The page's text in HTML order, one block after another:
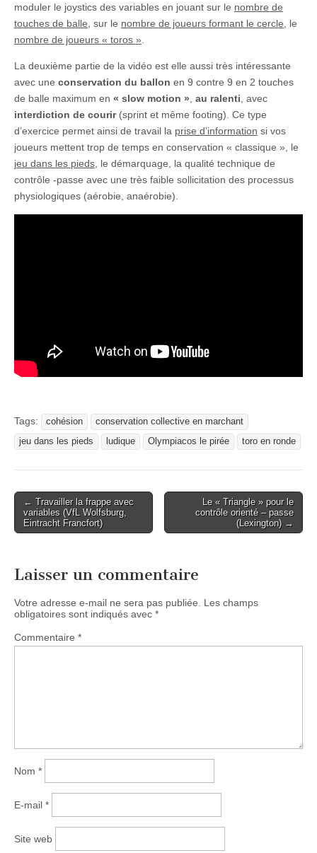
moduler le joystics des variables en jouant sur le nombre de
touches de balle , sur le nombre de joueurs formant le cercle , le
nombre de joueurs « toros »
La deuxième partie de la vidéo est elle aussi très intéressante
avec une conservation du ballon en 9 contre 9 en 2 touches
de balle maximum en « slow motion » au ralenti , avec
interdiction de courir(sprint et même footing). Ce type
d’exercice permet ainsi de travail la prise d’information si vos
joueurs mettent trop de temps en conservation « classique », le
jeu dans les pieds , le démarquage, la qualité technique de
contrôle -passe avec une très faible sollicitation des processus
physiologiques (aérobie, anaérobie).
Tags: cohésion
conservation collective en marchant
jeu dans les pieds
ludique Olympiacos le pirée toro en ronde
Post
navigation
← Travailler la frappe avec
variables (VfL Wolfsburg,
Eintracht Francfort)
Le « Triangle » pour le
contrôle orienté – passe
(Lexington) →
Laisser un commentaire
Votre adresse e-mail ne sera pas publiée.
Les champs
obligatoires sont indiqués avec *
Commentaire *
Nom *
E-mail *
Site web